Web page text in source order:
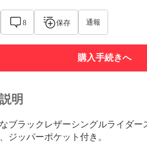
8 保存 通報
購入手続きへ
明
ブラックレザーシングルライダー
ジッパーポケット付き。